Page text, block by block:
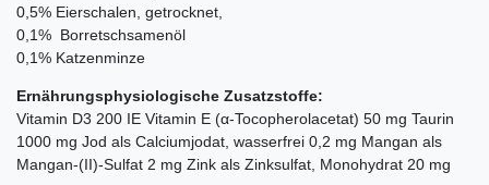
0,5% Eierschalen, getrocknet,
0,1% Borretschsamenöl
0,1% Katzenminze
Ernährungsphysiologische Zusatzstoffe:
Vitamin D3 200 IE Vitamin E (α-Tocopherolacetat) 50 mg Taurin
1000 mg Jod als Calciumjodat, wasserfrei 0,2 mg Mangan als
Mangan-(II)-Sulfat 2 mg Zink als Zinksulfat, Monohydrat 20 mg